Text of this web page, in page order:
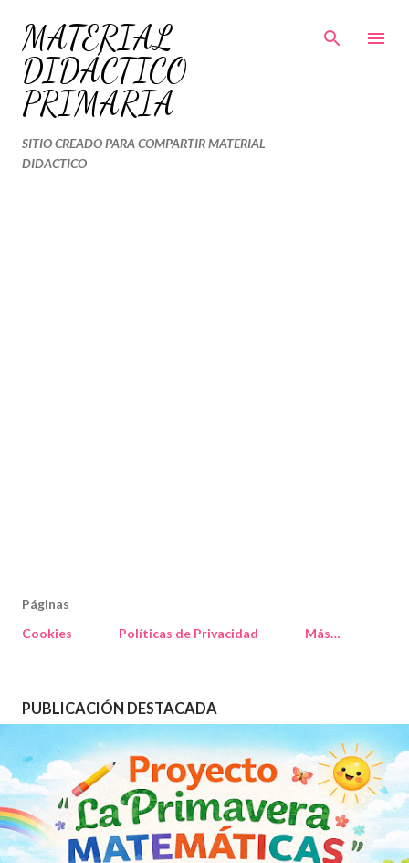
Ir al contenido principal
MATERIAL
DIDÁCTICO
PRIMARIA
SITIO CREADO PARA COMPARTIR MATERIAL
DIDACTICO
Páginas
Cookies
Políticas de Privacidad Más…
PUBLICACIÓN DESTACADA